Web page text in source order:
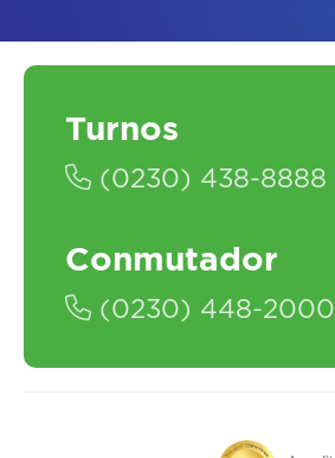
Turnos
(0230) 438-8888
Conmutador
(0230) 448-2000